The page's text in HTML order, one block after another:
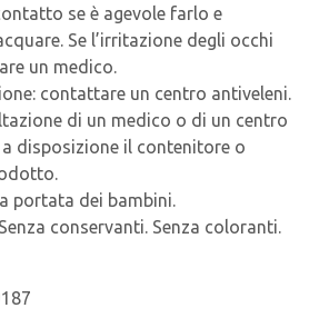
se è agevole farlo e
Se l’irritazione degli occhi
un medico.
contattare un centro antiveleni.
di un medico o di un centro
disposizione il contenitore o
portata dei bambini.
conservanti. Senza coloranti.